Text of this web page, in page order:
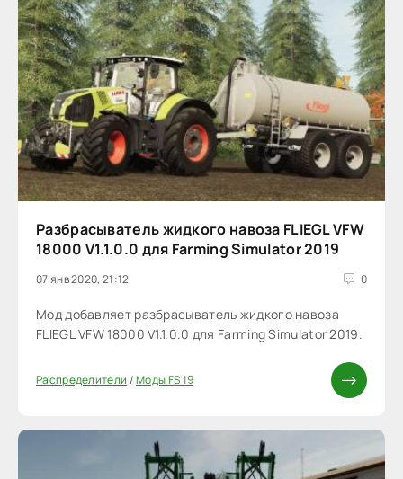
Разбрасыватель жидкого навоза FLIEGL VFW
18000 V1.1.0.0 для Farming Simulator 2019
07 янв 2020, 21:12 0
Мод добавляет разбрасыватель жидкого навоза
FLIEGL VFW 18000 V1.1.0.0 для Farming Simulator 2019.
Распределители /Моды FS 19